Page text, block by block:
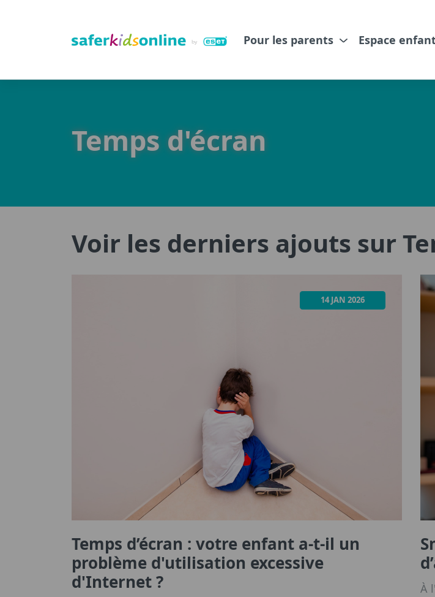
Pour les parents Espace
Temps d'écran
Voir les derniers ajouts sur
14 JAN 2026
Temps d’écran : votre enfant a-t-il un
problème d'utilisation excessive
d'Internet ?
À